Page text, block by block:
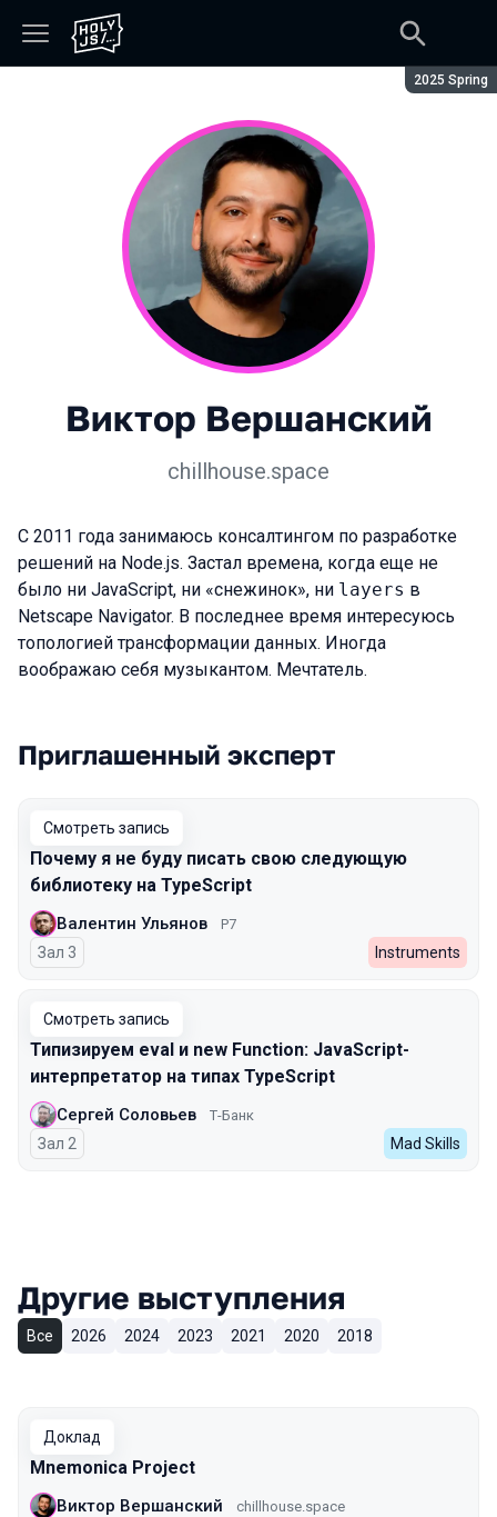
Сезон:
2025 Spring
Виктор Вершанский
chillhouse.space
С 2011 года занимаюсь консалтингом по разработке
решений на Node.js. Застал времена, когда еще не
было ни JavaScript, ни «снежинок», ни layers в
Netscape Navigator. В последнее время интересуюсь
топологией трансформации данных. Иногда
воображаю себя музыкантом. Мечтатель.
Выступления в сезоне 2025 Spring
Приглашенный эксперт
Смотреть запись
Почему я не буду писать свою следующую
библиотеку на TypeScript
Валентин Ульянов Р7
Зал 3 Instruments
Смотреть запись
Типизируем eval и new Function: JavaScript-
интерпретатор на типах TypeScript
Сергей Соловьев Т-Банк
Зал 2 Mad Skills
Другие выступления
Все 2026 2024 2023 2021 2020 2018
Доклад
Mnemonica Project
Виктор Вершанский chillhouse.space